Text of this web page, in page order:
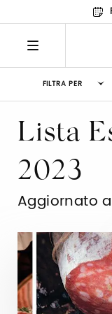
FILTRA PER
Lista
2023
Aggiornato